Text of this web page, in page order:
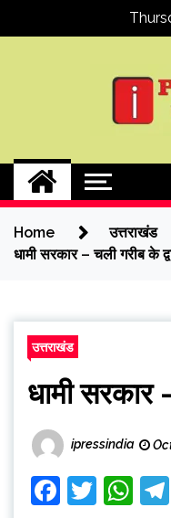
Home
उत्तराखंड
धामी सरकार – चली गरीब के
उत्तराखंड
धामी सरकार
ipressindia